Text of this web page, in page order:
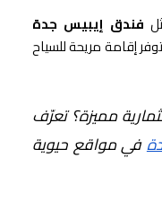
فندق إيبيس جدة
إقامة مريحة للسياح
مميزة؟ تعرّف
في مواقع حيوية